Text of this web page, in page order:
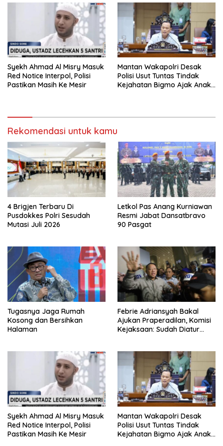
Syekh Ahmad Al Misry Masuk
Red Notice Interpol, Polisi
Pastikan Masih Ke Mesir
Mantan Wakapolri Desak
Polisi Usut Tuntas Tindak
Kejahatan Bigmo Ajak Anak
Rekomendasi untuk kamu
4 Brigjen Terbaru Di
Pusdokkes Polri Sesudah
Mutasi Juli 2026
Letkol Pas Anang Kurniawan
Resmi Jabat Dansatbravo
90 Pasgat
Tugasnya Jaga Rumah
Kosong dan Bersihkan
Halaman
Febrie Adriansyah Bakal
Ajukan Praperadilan, Komisi
Kejaksaan: Sudah Diatur
Syekh Ahmad Al Misry Masuk
Red Notice Interpol, Polisi
Pastikan Masih Ke Mesir
Mantan Wakapolri Desak
Polisi Usut Tuntas Tindak
Kejahatan Bigmo Ajak Anak